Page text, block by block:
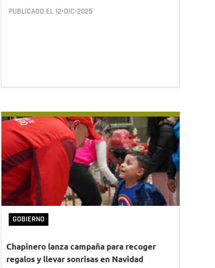
PUBLICADO EL12•DIC•2025
GOBIERNO
Chapinero lanza campaña para recoger
regalos y llevar sonrisas en Navidad